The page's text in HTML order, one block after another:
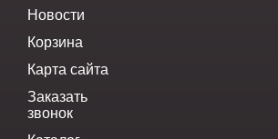
Новости
Корзина
Карта сайта
Заказать
звонок